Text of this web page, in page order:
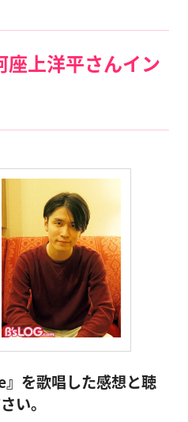
座上洋平さんイン
を歌唱した感想と聴
い。